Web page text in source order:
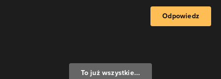
Odpowiedz
To już wszystkie...